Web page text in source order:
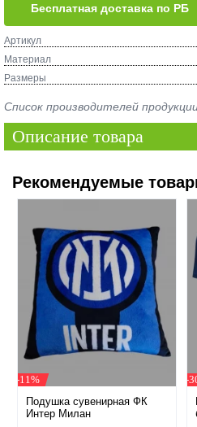
Бесплатная доставка по РБ
Артикул
Материал
Размеры
Список производителей
Описание товара
Рекомендуемые
-11%
Подушка сувенирная ФК
Интер Милан
-